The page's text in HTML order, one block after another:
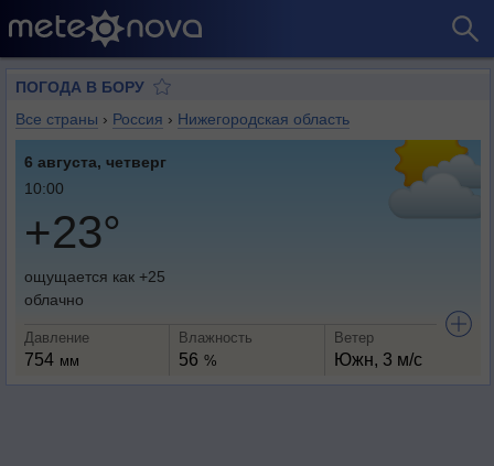
ПОГОДА В БОРУ
Все страны › Россия › Нижегородская область
6 августа, четверг
10:00
+23°
ощущается как +25
облачно
Давление
754 мм
Влажность
56 %
Ветер
Южн, 3 м/с